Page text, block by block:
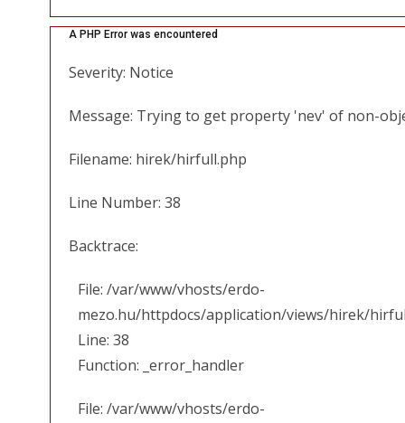
A PHP Error was encountered
Severity: Notice
Message: Trying to get property 'nev' of non-
Filename: hirek/hirfull.php
Line Number: 38
Backtrace:
File: /var/www/vhosts/erdo-
mezo.hu/httpdocs/application/views/hirek/
Line: 38
Function: _error_handler
File: /var/www/vhosts/erdo-